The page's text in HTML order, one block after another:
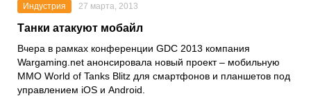
Индустрия 27 марта, 2013
Танки атакуют мобайл
Вчера в рамках конференции GDC 2013 компания
Wargaming.net анонсировала новый проект – мобильную
MMO World of Tanks Blitz для смартфонов и планшетов под
управлением iOS и Android.